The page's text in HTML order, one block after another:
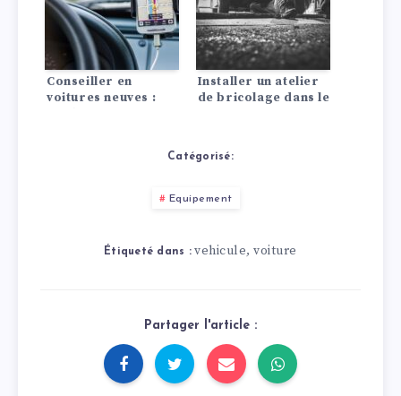
Conseiller en
voitures neuves :
Installer un atelier
de bricolage dans le
Catégorisé:
Equipement
Étiqueté dans : vehicule,voiture
Partager l'article :